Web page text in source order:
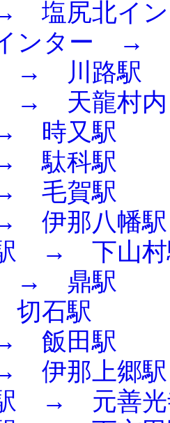
塩尻北イン
ンター →
→ 川路駅
→ 天龍村内
時又駅
駄科駅
毛賀駅
伊那八幡駅
駅 → 下山村
→ 鼎駅
石駅
飯田駅
伊那上郷駅
駅 → 元善光